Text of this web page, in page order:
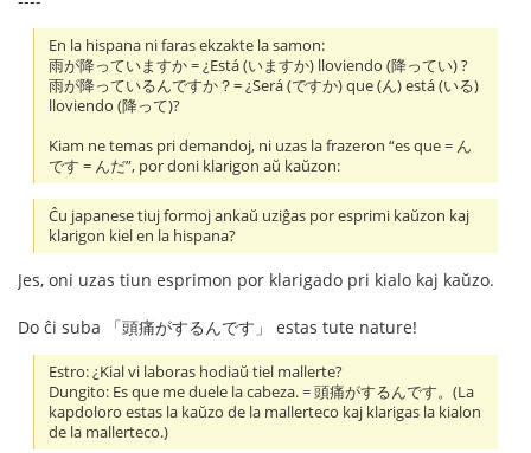
En la hispana ni faras ekzakte la samon:
雨が降っていますか = ¿Está (いますか) lloviendo (降ってい) ?
雨が降っているんですか？= ¿Será (ですか) que (ん) está (いる)
lloviendo (降って)?
Kiam ne temas pri demandoj, ni uzas la frazeron “es que = ん
です = んだ”, por doni klarigon aŭ kaŭzon:
Ĉu japanese tiuj formoj ankaŭ uziĝas por esprimi kaŭzon kaj
klarigon kiel en la hispana?
Jes, oni uzas tiun esprimon por klarigado pri kialo kaj kaŭzo.
Do ĉi suba 「頭痛がするんです」 estas tute nature!
Estro: ¿Kial vi laboras hodiaŭ tiel mallerte?
Dungito: Es que me duele la cabeza. = 頭痛がするんです。(La
kapdoloro estas la kaŭzo de la mallerteco kaj klarigas la kialon
de la mallerteco.)